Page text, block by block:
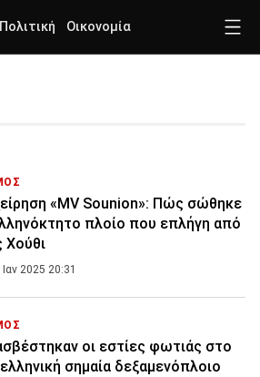
Πολιτική Οικονομία
«MV Sounion»: Πώς σώθηκε
πλοίο που επλήγη από
Χούθι
2025 20:31
οι εστίες φωτιάς στο
σημαία δεξαμενόπλοιο